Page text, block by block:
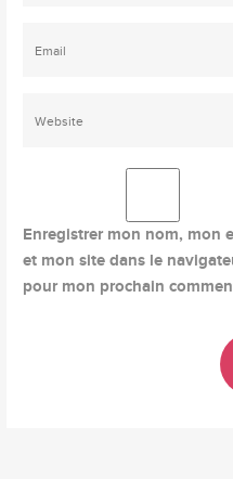
Enregistrer mon nom, mon
et mon site dans le
pour mon prochain